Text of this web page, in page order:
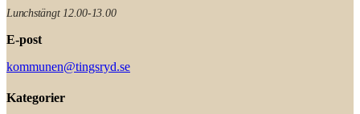
Lunchstängt 12.00-13.00
E-post
kommunen@tingsryd.se
Kategorier